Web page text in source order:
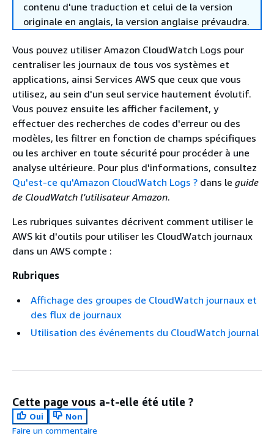
contenu d'une traduction et celui de la version
originale en anglais, la version anglaise prévaudra.
Vous pouvez utiliser Amazon CloudWatch Logs pour
centraliser les journaux de tous vos systèmes et
applications, ainsi Services AWS que ceux que vous
utilisez, au sein d'un seul service hautement évolutif.
Vous pouvez ensuite les afficher facilement, y
effectuer des recherches de codes d'erreur ou des
modèles, les filtrer en fonction de champs spécifiques
ou les archiver en toute sécurité pour procéder à une
analyse ultérieure. Pour plus d'informations, consultez
Qu'est-ce qu'Amazon CloudWatch Logs ? dans le guide
de CloudWatch l'utilisateur Amazon.
Les rubriques suivantes décrivent comment utiliser le
AWS kit d'outils pour utiliser les CloudWatch journaux
dans un AWS compte :
Rubriques
Affichage des groupes de CloudWatch journaux et
des flux de journaux
Utilisation des événements du CloudWatch journal
Cette page vous a-t-elle été utile ?
Oui
Non
Faire un commentaire